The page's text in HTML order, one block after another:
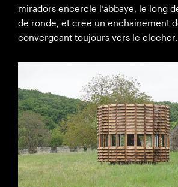
miradors encercle l’abbaye, le long
de ronde, et crée un enchainement
convergeant toujours vers le clocher.